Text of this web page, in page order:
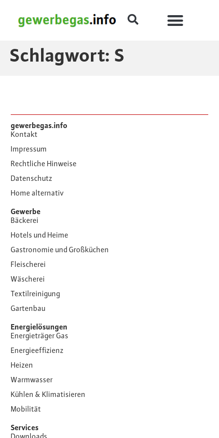
Schlagwort: S
gewerbegas.info
Kontakt
Impressum
Rechtliche Hinweise
Datenschutz
Home alternativ
Gewerbe
Bäckerei
Hotels und Heime
Gastronomie und Großküchen
Fleischerei
Wäscherei
Textilreinigung
Gartenbau
Energielösungen
Energieträger Gas
Energieeffizienz
Heizen
Warmwasser
Kühlen & Klimatisieren
Mobilität
Services